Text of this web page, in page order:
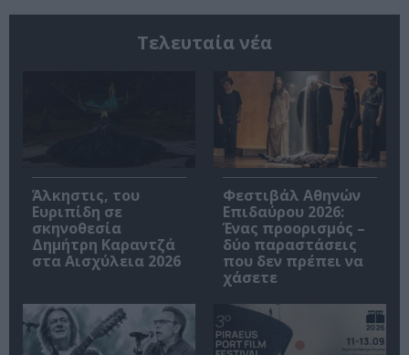
Τελευταία νέα
Άλκηστις, του
Ευριπίδη σε
σκηνοθεσία
Δημήτρη Καραντζά
στα Αισχύλεια 2026
Φεστιβάλ Αθηνών
Επιδαύρου 2026:
Ένας προορισμός –
δύο παραστάσεις
που δεν πρέπει να
χάσετε